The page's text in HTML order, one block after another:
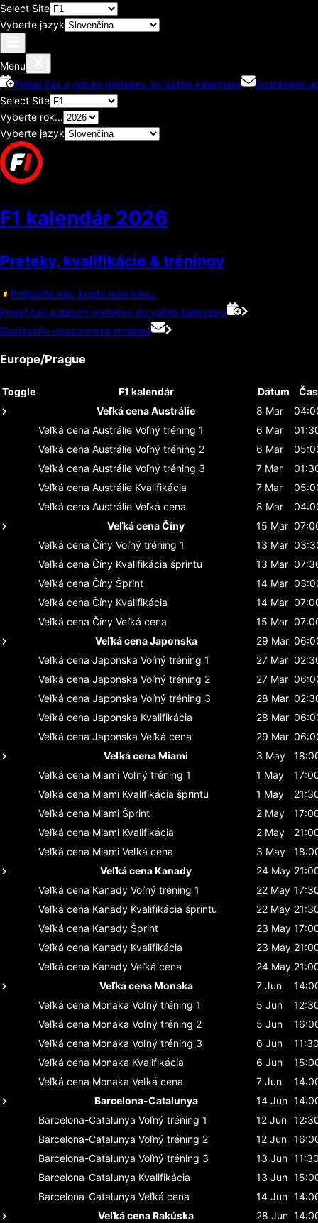
Select Site
Vyberte jazyk
Menu
Pridať čas a dátum pretekov do vášho kalendára
Dostávajte
Select Site
Vyberte rok...
Vyberte jazyk
F1 kalendár 2026
Preteky, kvalifikácie & tréningy
Podporte nás, kúpte nám kávu.
Pridať čas a dátum pretekov do vášho kalendára
Dostávajte upozornenia emailom
Europe/Prague
Toggle F1 kalendár Dátum
Čas
Veľká cena Austrálie
8 Mar
Veľká cena Austrálie Voľný tréning 1 6 Mar
Veľká cena Austrálie Voľný tréning 2 6 Mar
Veľká cena Austrálie Voľný tréning 3 7 Mar
Veľká cena Austrálie Kvalifikácia 7 Mar
Veľká cena Austrálie Veľká cena 8 Mar
Veľká cena Číny
15 Mar
Veľká cena Číny Voľný tréning 1 13 Mar
Veľká cena Číny Kvalifikácia šprintu 13 Mar
Veľká cena Číny Šprint 14 Mar
Veľká cena Číny Kvalifikácia 14 Mar
Veľká cena Číny Veľká cena 15 Mar
Veľká cena Japonska
29 Mar
Veľká cena Japonska Voľný tréning 1 27 Mar
Veľká cena Japonska Voľný tréning 2 27 Mar
Veľká cena Japonska Voľný tréning 3 28 Mar
Veľká cena Japonska Kvalifikácia 28 Mar
Veľká cena Japonska Veľká cena 29 Mar
Veľká cena Miami
3 May
Veľká cena Miami Voľný tréning 1 1 May
Veľká cena Miami Kvalifikácia šprintu 1 May
Veľká cena Miami Šprint 2 May
Veľká cena Miami Kvalifikácia 2 May
Veľká cena Miami Veľká cena 3 May
Veľká cena Kanady
24 May
Veľká cena Kanady Voľný tréning 1 22 May
Veľká cena Kanady Kvalifikácia šprintu 22 May
Veľká cena Kanady Šprint 23 May
Veľká cena Kanady Kvalifikácia 23 May
Veľká cena Kanady Veľká cena 24 May
Veľká cena Monaka
7 Jun
Veľká cena Monaka Voľný tréning 1 5 Jun
Veľká cena Monaka Voľný tréning 2 5 Jun
Veľká cena Monaka Voľný tréning 3 6 Jun
11:30
Veľká cena Monaka Kvalifikácia 6 Jun
Veľká cena Monaka Veľká cena 7 Jun
Barcelona-Catalunya
14 Jun
Barcelona-Catalunya Voľný tréning 1 12 Jun
Barcelona-Catalunya Voľný tréning 2 12 Jun
Barcelona-Catalunya Voľný tréning 3 13 Jun 11:30
Barcelona-Catalunya Kvalifikácia 13 Jun
Barcelona-Catalunya Veľká cena 14 Jun
Veľká cena Rakúska
28 Jun